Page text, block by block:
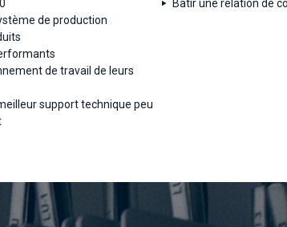
de production
de travail de leurs
support technique peu
Bâtir une relation de